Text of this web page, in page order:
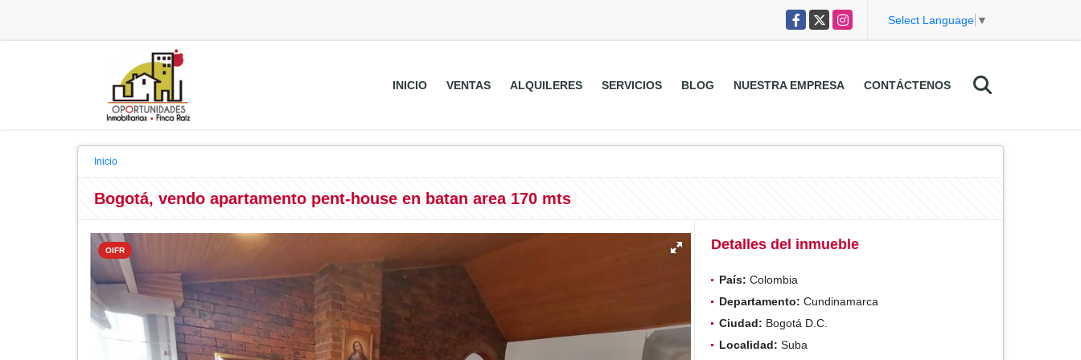
Facebook
X Instagram Select Language ▼
INICIO VENTAS ALQUILERES SERVICIOS BLOG NUESTRA EMPRESA CONTÁCTENOS
Inicio
Bogotá, vendo apartamento pent-house en batan area 170 mts
OIFR Detalles del inmueble
País: Colombia
Departamento: Cundinamarca
Ciudad: Bogotá D.C.
Localidad: Suba